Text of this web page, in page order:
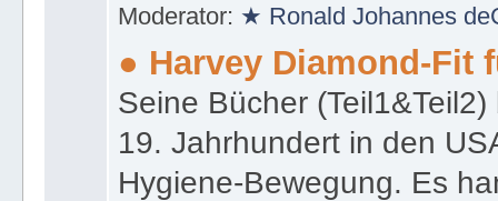
Moderator: ★ Ronald Johannes
● Harvey Diamond-Fit
Seine Bücher
19. Jahrhundert in den
Hygiene-Bewegung. Es